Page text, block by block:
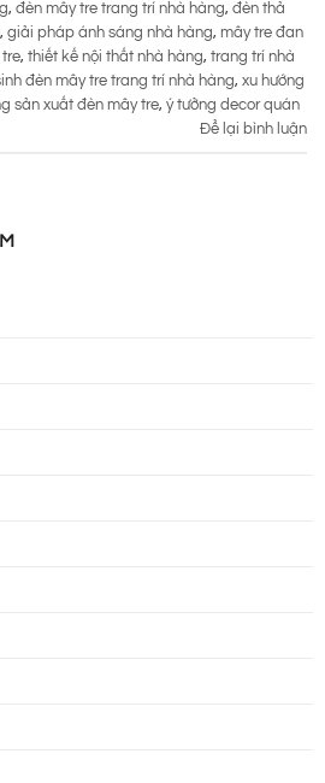
, đèn mây tre trang trí nhà hàng, đèn thả
, giải pháp ánh sáng nhà hàng, mây tre đan
, thiết kế nội thất nhà hàng, trang trí nhà
đèn mây tre trang trí nhà hàng, xu hướng
sản xuất đèn mây tre, ý tưởng decor quán
Để lại bình luận